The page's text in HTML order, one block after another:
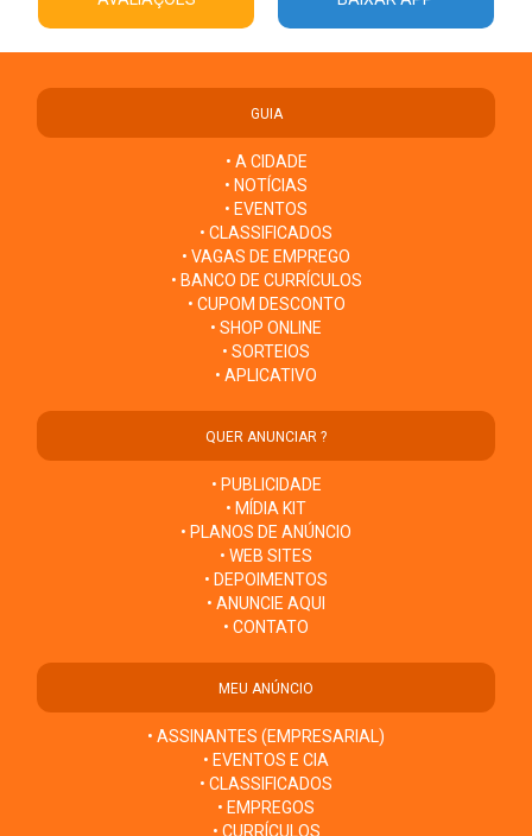
GUIA
• A CIDADE
• NOTÍCIAS
• EVENTOS
• CLASSIFICADOS
• VAGAS DE EMPREGO
• BANCO DE CURRÍCULOS
• CUPOM DESCONTO
• SHOP ONLINE
• SORTEIOS
• APLICATIVO
QUER ANUNCIAR ?
• PUBLICIDADE
• MÍDIA KIT
• PLANOS DE ANÚNCIO
• WEB SITES
• DEPOIMENTOS
• ANUNCIE AQUI
• CONTATO
MEU ANÚNCIO
• ASSINANTES (EMPRESARIAL)
• EVENTOS E CIA
• CLASSIFICADOS
• EMPREGOS
• CURRÍCULOS